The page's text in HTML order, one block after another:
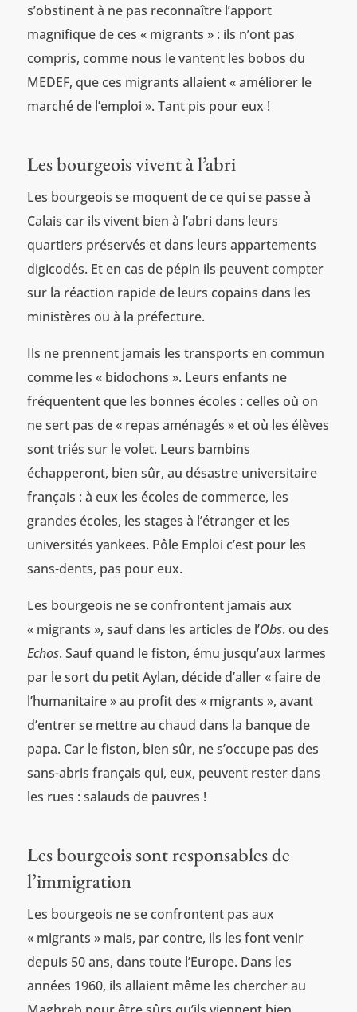
s’obstinent à ne pas reconnaître l’apport
magnifique de ces « migrants » : ils n’ont pas
compris, comme nous le vantent les bobos du
MEDEF, que ces migrants allaient « améliorer le
marché de l’emploi ». Tant pis pour eux !
Les bourgeois vivent à l’abri
Les bourgeois se moquent de ce qui se passe à
Calais car ils vivent bien à l’abri dans leurs
quartiers préservés et dans leurs appartements
digicodés. Et en cas de pépin ils peuvent compter
sur la réaction rapide de leurs copains dans les
ministères ou à la préfecture.
Ils ne prennent jamais les transports en commun
comme les « bidochons ». Leurs enfants ne
fréquentent que les bonnes écoles : celles où on
ne sert pas de « repas aménagés » et où les élèves
sont triés sur le volet. Leurs bambins
échapperont, bien sûr, au désastre universitaire
français : à eux les écoles de commerce, les
grandes écoles, les stages à l’étranger et les
universités yankees. Pôle Emploi c’est pour les
sans-dents, pas pour eux.
Les bourgeois ne se confrontent jamais aux
« migrants », sauf dans les articles de l’Obs. ou des
Echos. Sauf quand le fiston, ému jusqu’aux larmes
par le sort du petit Aylan, décide d’aller « faire de
l’humanitaire » au profit des « migrants », avant
d’entrer se mettre au chaud dans la banque de
papa. Car le fiston, bien sûr, ne s’occupe pas des
sans-abris français qui, eux, peuvent rester dans
les rues : salauds de pauvres !
Les bourgeois sont responsables de
l’immigration
Les bourgeois ne se confrontent pas aux
« migrants » mais, par contre, ils les font venir
depuis 50 ans, dans toute l’Europe. Dans les
années 1960, ils allaient même les chercher au